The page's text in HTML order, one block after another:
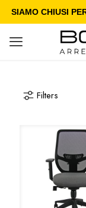
SIAMO CHIUSI
Filters